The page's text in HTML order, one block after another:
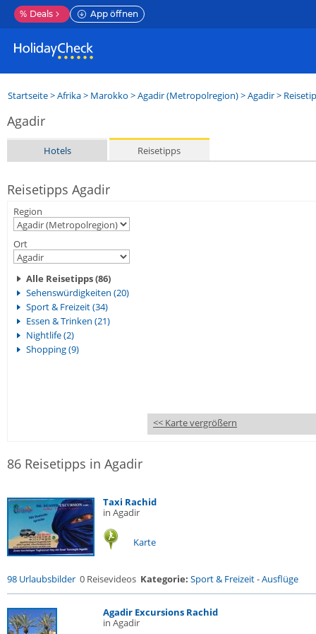
% Deals App öffnen
Startseite>Afrika> Marokko >Agadir (Metropolregion)>Agadir>
Agadir
Hotels Reisetipps
Reisetipps Agadir
Region
Ort
Alle Reisetipps (86)
Sehenswürdigkeiten (20)
Sport & Freizeit (34)
Essen & Trinken (21)
Nightlife (2)
Shopping (9)
<< Karte vergrößern
86 Reisetipps in Agadir
Taxi Rachid
in Agadir
Karte
98 Urlaubsbilder 0 Reisevideos Kategorie: Sport & Freizeit-Ausflüge
Agadir Excursions Rachid
in Agadir